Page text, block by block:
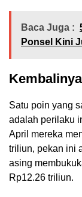
Baca Juga :
Ponsel Kini
Satu poin yang
adalah perilaku
April mereka
triliun, pekan ini
asing
Rp12.26 triliun.